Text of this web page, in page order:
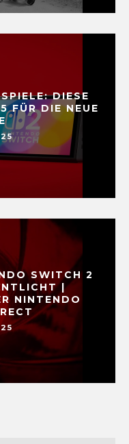
DIESE
FÜR DIE NEUE
SWITCH 2
|
NINTENDO